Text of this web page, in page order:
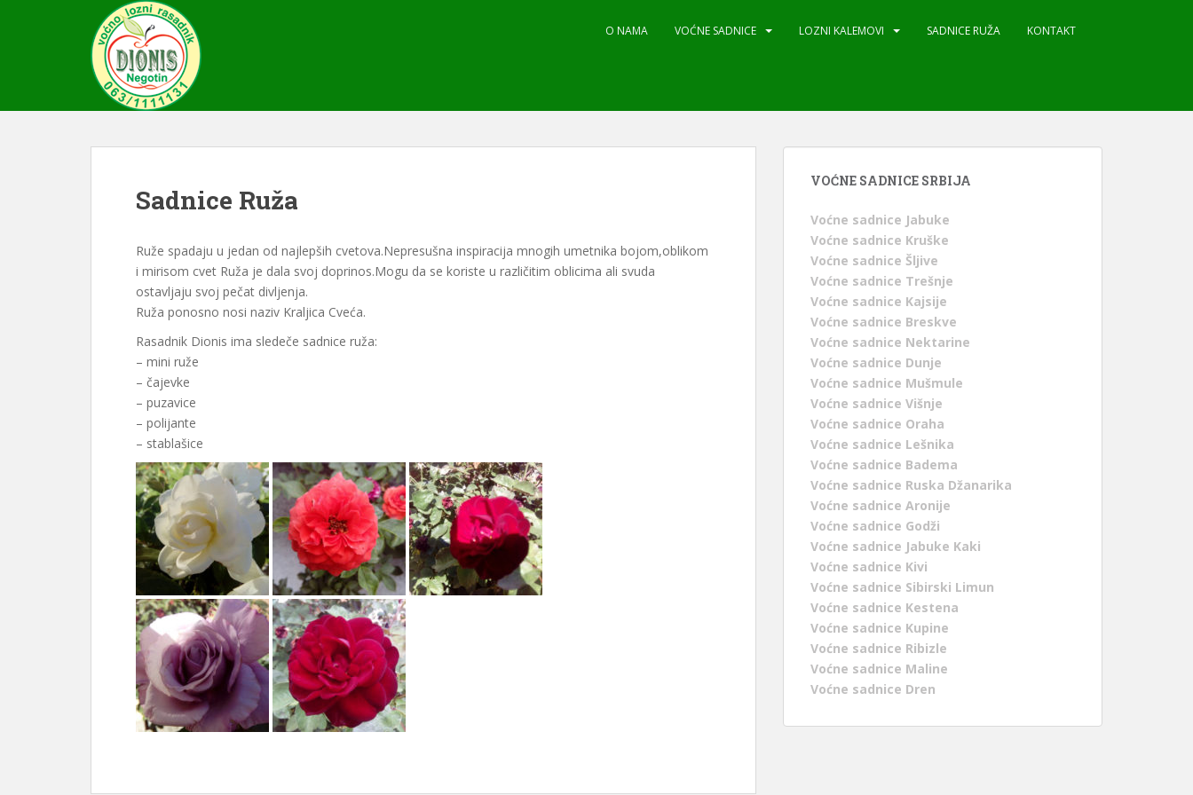
o
O NAMA VOĆNE SADNICE LOZNI KALEMOVI SADNICE RUŽA KONTAKT
Sadnice Ruža
Ruže spadaju u jedan od najlepših cvetova.Nepresušna inspiracija mnogih umetnika bojom,oblikom
i mirisom cvet Ruža je dala svoj doprinos.Mogu da se koriste u različitim oblicima ali svuda
ostavljaju svoj pečat divljenja.
Ruža ponosno nosi naziv Kraljica Cveća.
Rasadnik Dionis ima sledeče sadnice ruža:
– mini ruže
– čajevke
– puzavice
– polijante
– stablašice
VOĆNE SADNICE SRBIJA
Voćne sadnice Jabuke
Voćne sadnice Kruške
Voćne sadnice Šljive
Voćne sadnice Trešnje
Voćne sadnice Kajsije
Voćne sadnice Breskve
Voćne sadnice Nektarine
Voćne sadnice Dunje
Voćne sadnice Mušmule
Voćne sadnice Višnje
Voćne sadnice Oraha
Voćne sadnice Lešnika
Voćne sadnice Badema
Voćne sadnice Ruska Džanarika
Voćne sadnice Aronije
Voćne sadnice Godži
Voćne sadnice Jabuke Kaki
Voćne sadnice Kivi
Voćne sadnice Sibirski Limun
Voćne sadnice Kestena
Voćne sadnice Kupine
Voćne sadnice Ribizle
Voćne sadnice Maline
Voćne sadnice Dren